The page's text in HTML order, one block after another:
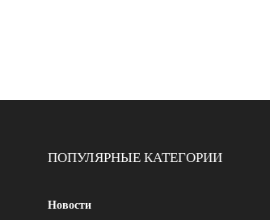
ПОПУЛЯРНЫЕ КАТЕГОРИИ
Новости